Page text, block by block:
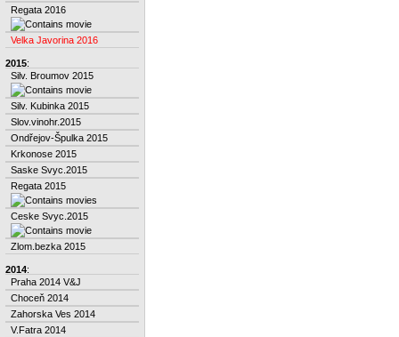
Regata 2016
Velka Javorina 2016
2015:
Silv. Broumov 2015
Silv. Kubinka 2015
Slov.vinohr.2015
Ondřejov-Špulka 2015
Krkonose 2015
Saske Svyc.2015
Regata 2015
Ceske Svyc.2015
Zlom.bezka 2015
2014:
Praha 2014 V&J
Choceň 2014
Zahorska Ves 2014
V.Fatra 2014